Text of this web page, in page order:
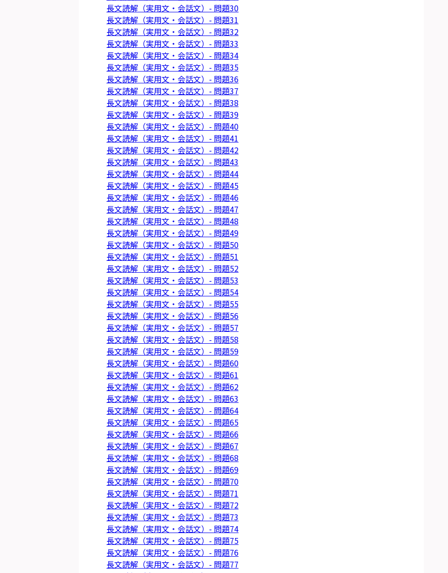
長文読解（実用文・会話文）- 問題30
長文読解（実用文・会話文）- 問題31
長文読解（実用文・会話文）- 問題32
長文読解（実用文・会話文）- 問題33
長文読解（実用文・会話文）- 問題34
長文読解（実用文・会話文）- 問題35
長文読解（実用文・会話文）- 問題36
長文読解（実用文・会話文）- 問題37
長文読解（実用文・会話文）- 問題38
長文読解（実用文・会話文）- 問題39
長文読解（実用文・会話文）- 問題40
長文読解（実用文・会話文）- 問題41
長文読解（実用文・会話文）- 問題42
長文読解（実用文・会話文）- 問題43
長文読解（実用文・会話文）- 問題44
長文読解（実用文・会話文）- 問題45
長文読解（実用文・会話文）- 問題46
長文読解（実用文・会話文）- 問題47
長文読解（実用文・会話文）- 問題48
長文読解（実用文・会話文）- 問題49
長文読解（実用文・会話文）- 問題50
長文読解（実用文・会話文）- 問題51
長文読解（実用文・会話文）- 問題52
長文読解（実用文・会話文）- 問題53
長文読解（実用文・会話文）- 問題54
長文読解（実用文・会話文）- 問題55
長文読解（実用文・会話文）- 問題56
長文読解（実用文・会話文）- 問題57
長文読解（実用文・会話文）- 問題58
長文読解（実用文・会話文）- 問題59
長文読解（実用文・会話文）- 問題60
長文読解（実用文・会話文）- 問題61
長文読解（実用文・会話文）- 問題62
長文読解（実用文・会話文）- 問題63
長文読解（実用文・会話文）- 問題64
長文読解（実用文・会話文）- 問題65
長文読解（実用文・会話文）- 問題66
長文読解（実用文・会話文）- 問題67
長文読解（実用文・会話文）- 問題68
長文読解（実用文・会話文）- 問題69
長文読解（実用文・会話文）- 問題70
長文読解（実用文・会話文）- 問題71
長文読解（実用文・会話文）- 問題72
長文読解（実用文・会話文）- 問題73
長文読解（実用文・会話文）- 問題74
長文読解（実用文・会話文）- 問題75
長文読解（実用文・会話文）- 問題76
長文読解（実用文・会話文）- 問題77